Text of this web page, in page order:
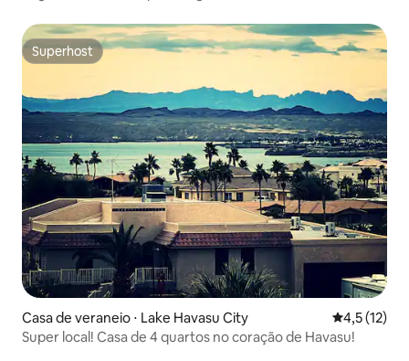
Superhost
Superhost
Casa de veraneio ⋅ Lake Havasu City 4,5 de uma
4,5 (12)
Super local! Casa de 4 quartos no coração de Havasu!